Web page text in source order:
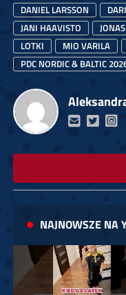
DANIEL LARSSON
JANI HAAVISTO
LOTKI
MIO VARILA
PDC NORDIC & BALTIC
NAJNOWSZE NA